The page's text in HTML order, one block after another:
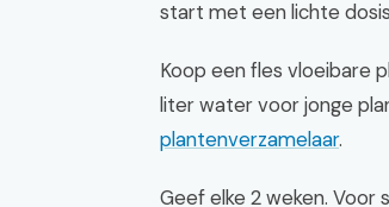
start met een lichte
Koop een fles vloeibare
liter water voor jonge
plantenverzamelaar.
Geef elke 2 weken. Voor